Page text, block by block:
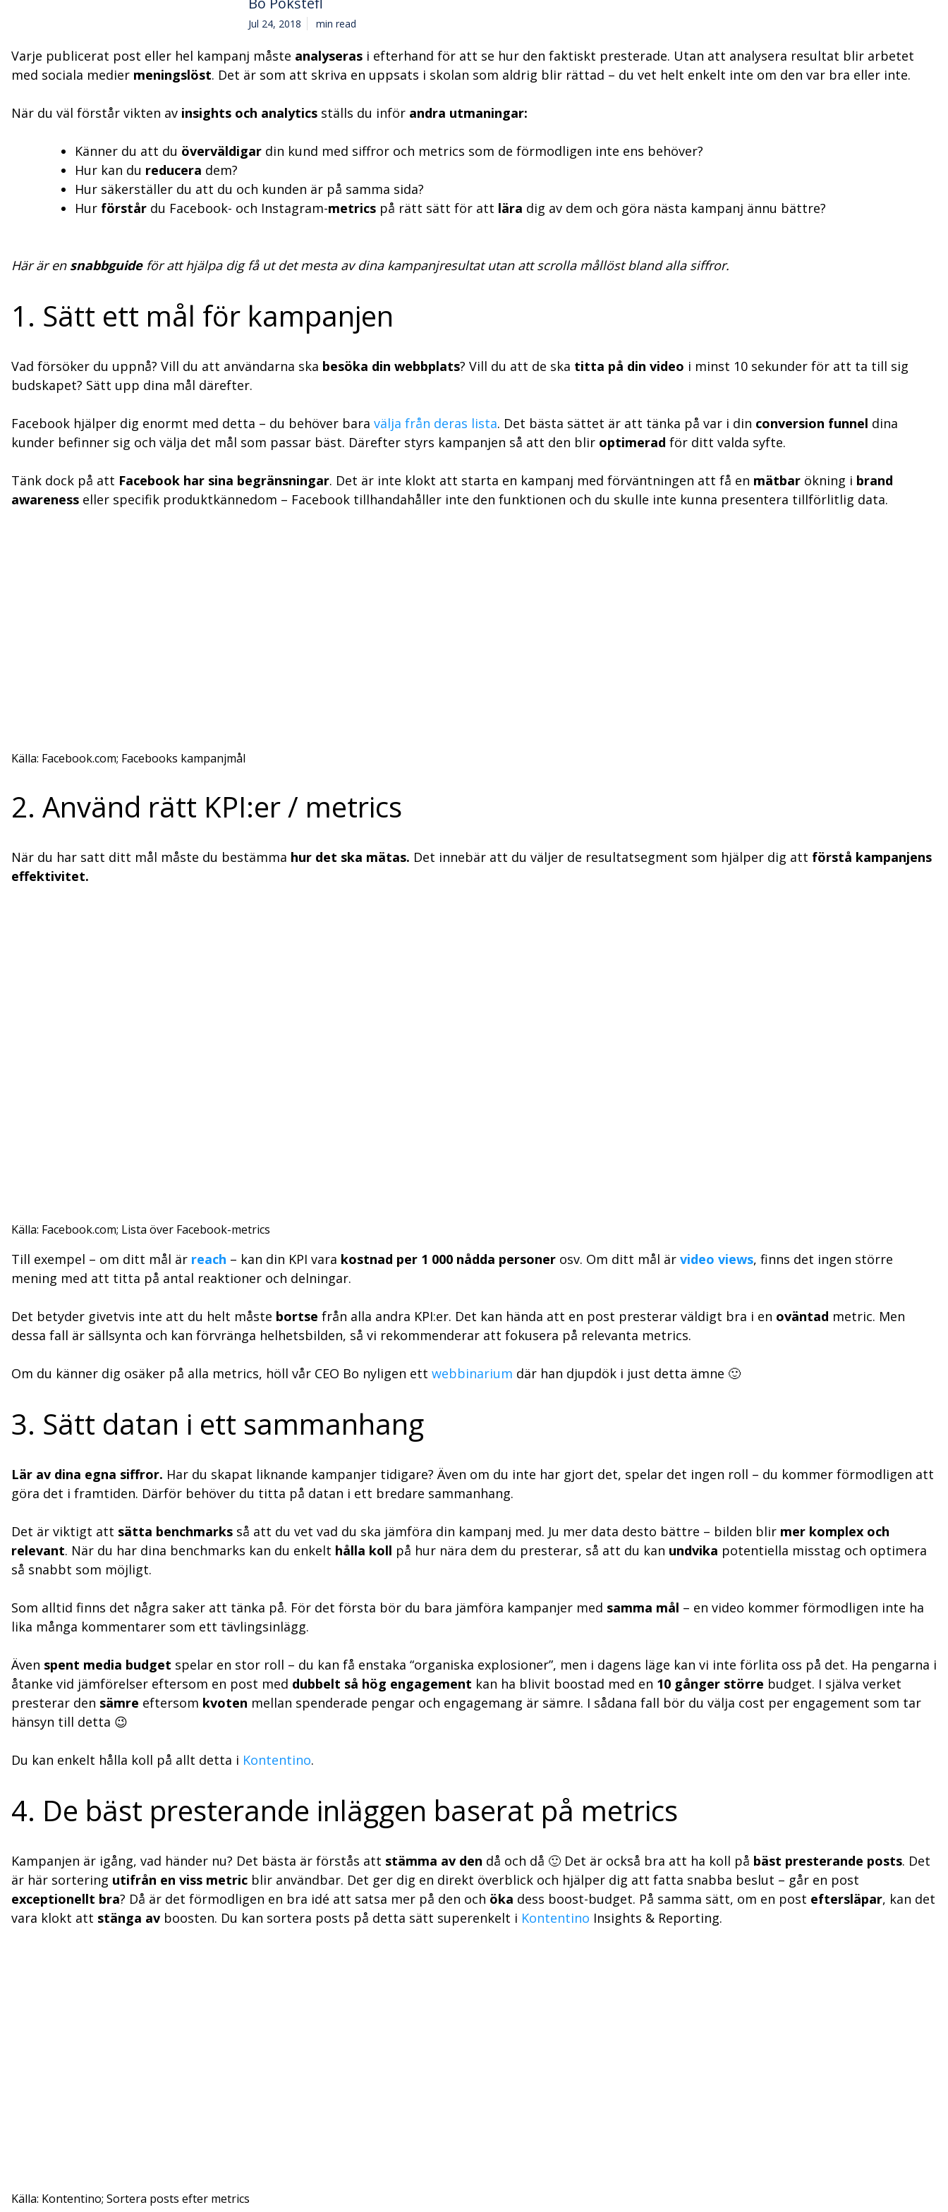
Jul 24, 2018 min read
Varje publicerat post eller hel kampanj måste analyseras i efterhand för att se hur den faktiskt presterade. Utan att analysera resultat blir arbetet
med sociala medier meningslöst. Det är som att skriva en uppsats i skolan som aldrig blir rättad – du vet helt enkelt inte om den var bra eller inte.
När du väl förstår vikten av insights och analytics ställs du inför andra utmaningar:
Känner du att du överväldigar din kund med siffror och metrics som de förmodligen inte ens behöver?
Hur kan du reducera dem?
Hur säkerställer du att du och kunden är på samma sida?
Hur förstår du Facebook- och Instagram-metrics på rätt sätt för att lära dig av dem och göra nästa kampanj ännu bättre?
Här är en snabbguideför att hjälpa dig få ut det mesta av dina kampanjresultat utan att scrolla mållöst bland alla siffror.
1. Sätt ett mål för kampanjen
Vad försöker du uppnå? Vill du att användarna ska besöka din webbplats? Vill du att de ska titta på din video i minst 10 sekunder för att ta till sig
budskapet? Sätt upp dina mål därefter.
Facebook hjälper dig enormt med detta – du behöver bara välja från deras lista. Det bästa sättet är att tänka på var i din conversion funnel dina
kunder befinner sig och välja det mål som passar bäst. Därefter styrs kampanjen så att den blir optimerad för ditt valda syfte.
Tänk dock på att Facebook har sina begränsningar. Det är inte klokt att starta en kampanj med förväntningen att få en mätbar ökning i brand
awareness eller specifik produktkännedom – Facebook tillhandahåller inte den funktionen och du skulle inte kunna presentera tillförlitlig data.
Källa: Facebook.com; Facebooks kampanjmål
2. Använd rätt KPI:er / metrics
När du har satt ditt mål måste du bestämma hur det ska mätas. Det innebär att du väljer de resultatsegment som hjälper dig att förstå kampanjens
effektivitet.
Källa: Facebook.com; Lista över Facebook-metrics
Till exempel – om ditt mål är reach – kan din KPI vara kostnad per 1 000 nådda personer osv. Om ditt mål är video views, finns det ingen större
mening med att titta på antal reaktioner och delningar.
Det betyder givetvis inte att du helt måste bortse från alla andra KPI:er. Det kan hända att en post presterar väldigt bra i en oväntad metric. Men
dessa fall är sällsynta och kan förvränga helhetsbilden, så vi rekommenderar att fokusera på relevanta metrics.
Om du känner dig osäker på alla metrics, höll vår CEO Bo nyligen ett webbinarium där han djupdök i just detta ämne 🙂
3. Sätt datan i ett sammanhang
Lär av dina egna siffror. Har du skapat liknande kampanjer tidigare? Även om du inte har gjort det, spelar det ingen roll – du kommer förmodligen att
göra det i framtiden. Därför behöver du titta på datan i ett bredare sammanhang.
Det är viktigt att sätta benchmarks så att du vet vad du ska jämföra din kampanj med. Ju mer data desto bättre – bilden blir mer komplex och
relevant. När du har dina benchmarks kan du enkelt hålla koll på hur nära dem du presterar, så att du kan undvika potentiella misstag och optimera
så snabbt som möjligt.
Som alltid finns det några saker att tänka på. För det första bör du bara jämföra kampanjer med samma mål – en video kommer förmodligen inte ha
lika många kommentarer som ett tävlingsinlägg.
Även spent media budget spelar en stor roll – du kan få enstaka “organiska explosioner”, men i dagens läge kan vi inte förlita oss på det. Ha pengarna i
åtanke vid jämförelser eftersom en post med dubbelt så hög engagement kan ha blivit boostad med en 10 gånger större budget. I själva verket
presterar den sämre eftersom kvoten mellan spenderade pengar och engagemang är sämre. I sådana fall bör du välja cost per engagement som tar
hänsyn till detta 😉
Du kan enkelt hålla koll på allt detta i Kontentino.
4. De bäst presterande inläggen baserat på metrics
Kampanjen är igång, vad händer nu? Det bästa är förstås att stämma av den då och då 🙂 Det är också bra att ha koll på bäst presterande posts. Det
är här sortering utifrån en viss metric blir användbar. Det ger dig en direkt överblick och hjälper dig att fatta snabba beslut – går en post
exceptionellt bra? Då är det förmodligen en bra idé att satsa mer på den och öka dess boost-budget. På samma sätt, om en post eftersläpar, kan det
vara klokt att stänga av boosten. Du kan sortera posts på detta sätt superenkelt i Kontentino Insights & Reporting.
Källa: Kontentino; Sortera posts efter metrics